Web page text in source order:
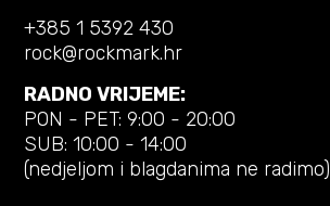
+385 1 5392 430
rock@rockmark.hr
RADNO VRIJEME:
PON - PET: 9:00 - 20:00
SUB: 10:00 - 14:00
(nedjeljom i blagdanima ne radimo)